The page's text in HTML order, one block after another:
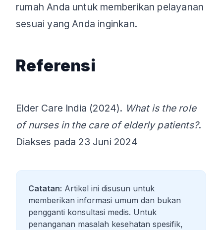
rumah Anda untuk memberikan pelayanan
sesuai yang Anda inginkan.
Referensi
Elder Care India (2024). What is the role
of nurses in the care of elderly patients?.
Diakses pada 23 Juni 2024
Catatan: Artikel ini disusun untuk
memberikan informasi umum dan bukan
pengganti konsultasi medis. Untuk
penanganan masalah kesehatan spesifik,